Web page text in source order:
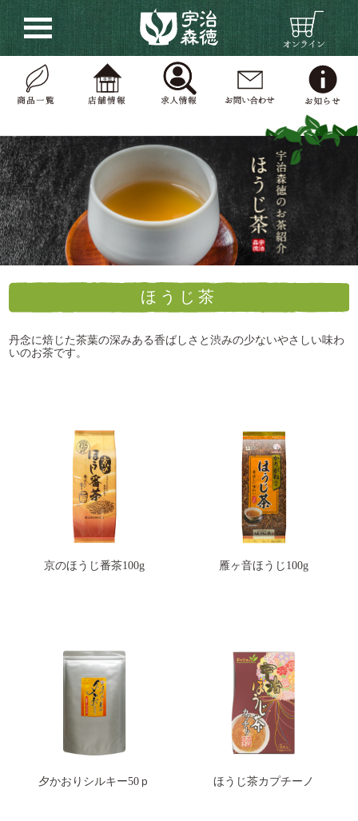
ほうじ茶
丹念に焙じた茶葉の深みある香ばしさと渋みの少ないやさしい味わ
いのお茶です。
京のほうじ番茶100g 雁ヶ音ほうじ100g
夕かおりシルキー50ｐ ほうじ茶カプチーノ